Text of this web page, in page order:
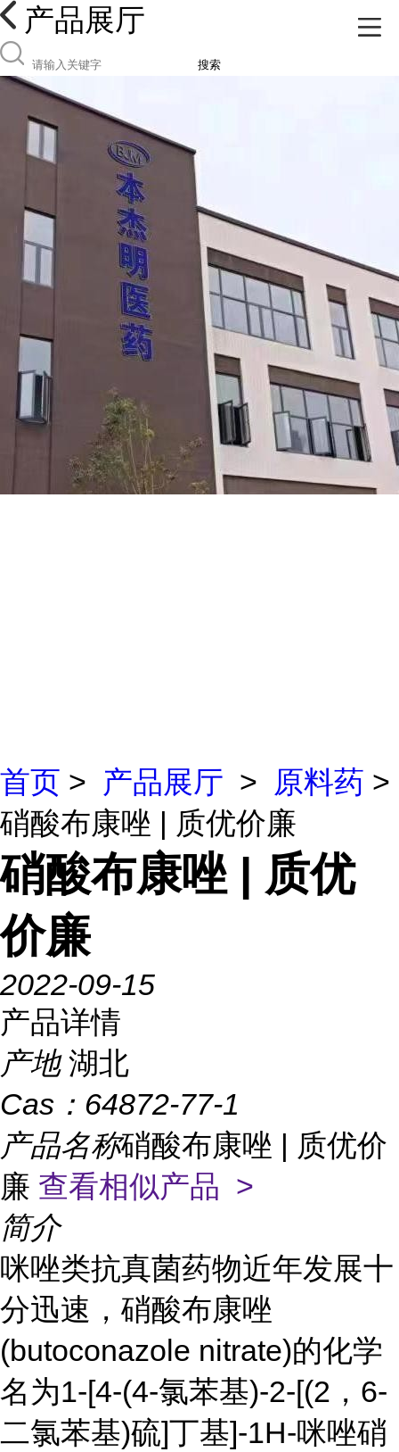
产品展厅
搜索
首页 > 产品展厅 > 原料药 >
硝酸布康唑 | 质优价廉
硝酸布康唑 | 质优
价廉
2022-09-15
产品详情
产地 湖北
Cas： 64872-77-1
产品名称硝酸布康唑 | 质优价
廉 查看相似产品 >
简介
咪唑类抗真菌药物近年发展十
分迅速，硝酸布康唑
(butoconazole nitrate)的化学
名为1-[4-(4-氯苯基)-2-[(2，6-
二氯苯基)硫]丁基]-1H-咪唑硝